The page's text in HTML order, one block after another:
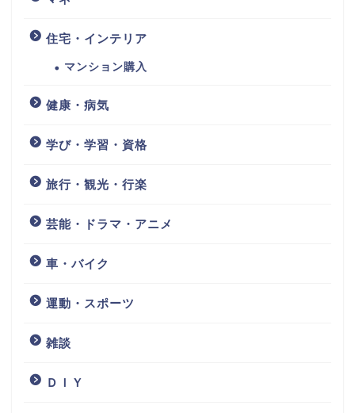
住宅・インテリア
マンション購入
健康・病気
学び・学習・資格
旅行・観光・行楽
芸能・ドラマ・アニメ
車・バイク
運動・スポーツ
雑談
ＤＩＹ